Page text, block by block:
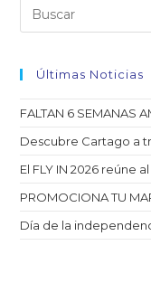
Últimas Noticias
FALTAN 6 SEMANAS
Descubre Cartago a
El FLY IN 2026 reúne
PROMOCIONA TU
Día de la